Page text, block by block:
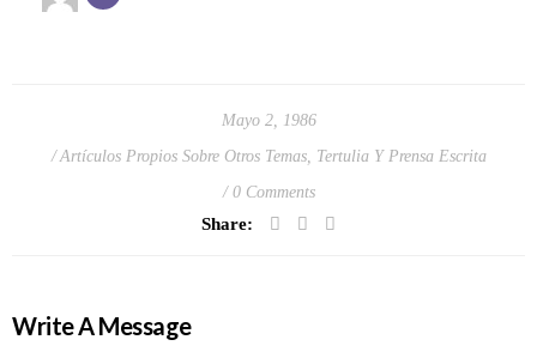
Mayo 2, 1986
Artículos Propios Sobre Otros Temas, Tertulia Y Prensa Escrita
0 Comments
Share:
Write A Message